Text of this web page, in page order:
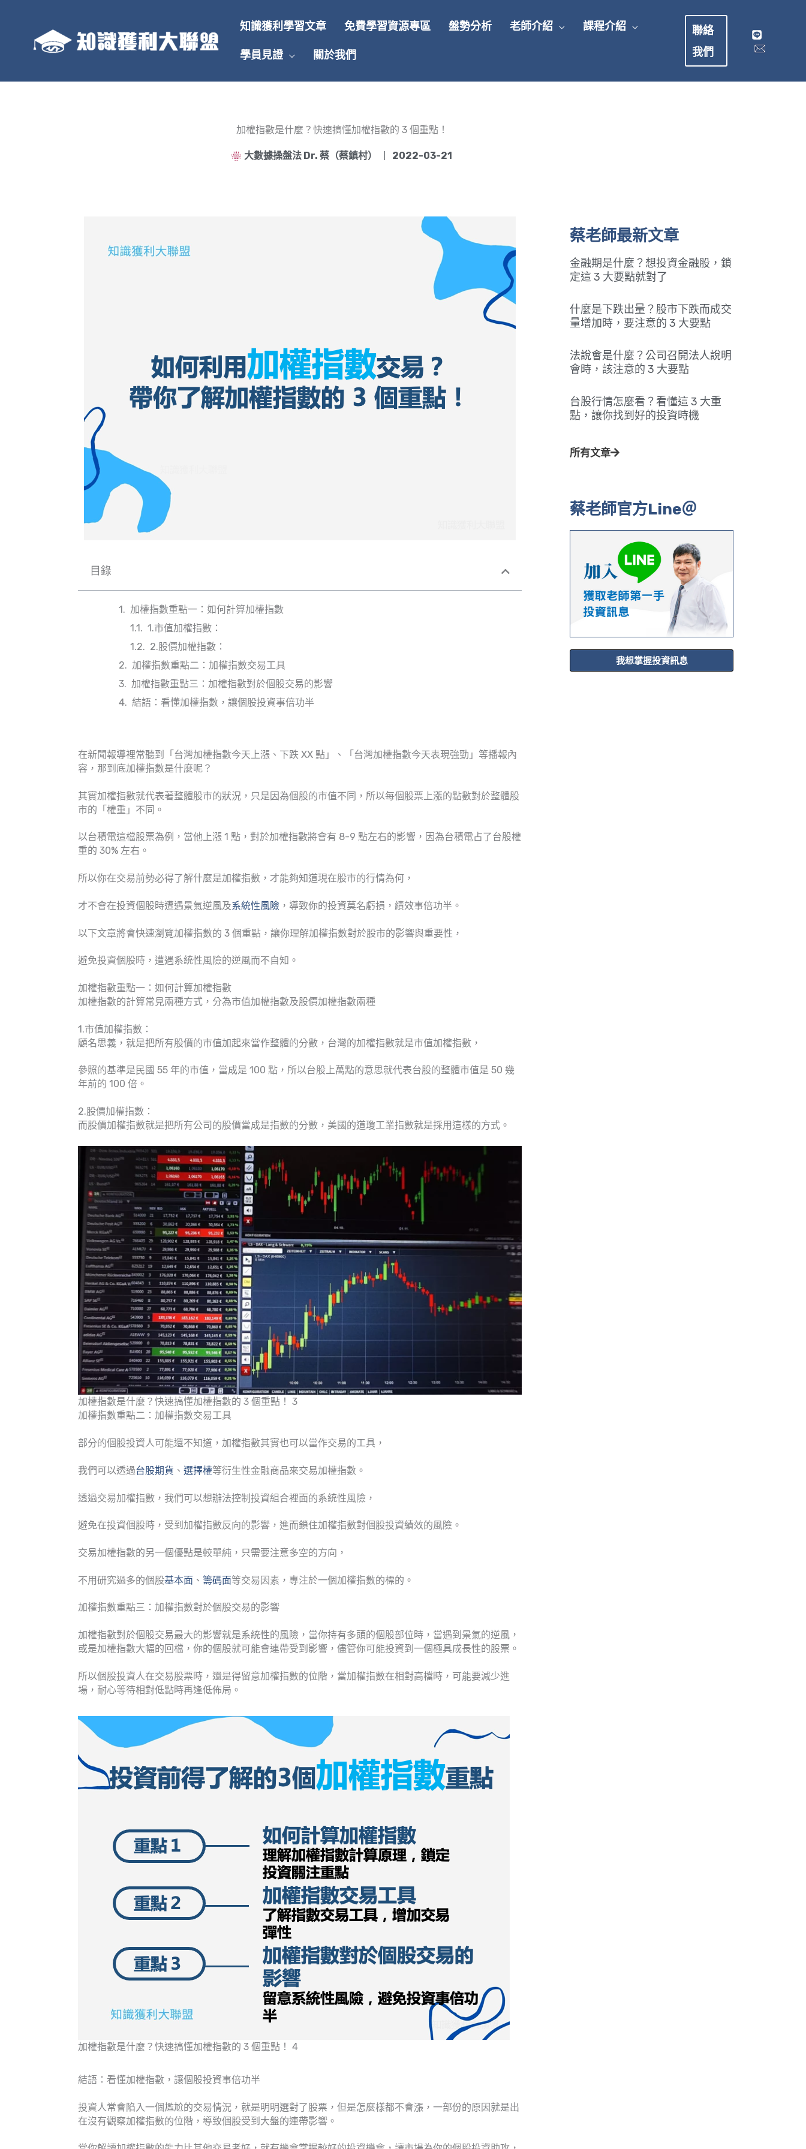
知識獲利學習文章 免費學習資源專區 盤勢分析 老師介紹 課程介紹
學員見證 關於我們
聯絡
我們
加權指數是什麼？快速搞懂加權指數的 3 個重點！
大數據操盤法 Dr. 蔡（蔡鎮村） 2022-03-21
目錄
加權指數重點一：如何計算加權指數
1.市值加權指數：
2.股價加權指數：
加權指數重點二：加權指數交易工具
加權指數重點三：加權指數對於個股交易的影響
結語：看懂加權指數，讓個股投資事倍功半
在新聞報導裡常聽到「台灣加權指數今天上漲、下跌 XX 點」、「台灣加權指數今天表現強勁」等播報內
容，那到底加權指數是什麼呢？
其實加權指數就代表著整體股市的狀況，只是因為個股的市值不同，所以每個股票上漲的點數對於整體股
市的「權重」不同。
以台積電這檔股票為例，當他上漲 1 點，對於加權指數將會有 8-9 點左右的影響，因為台積電占了台股權
重的 30% 左右。
所以你在交易前勢必得了解什麼是加權指數，才能夠知道現在股市的行情為何，
才不會在投資個股時遭遇景氣逆風及系統性風險 ，導致你的投資莫名虧損，績效事倍功半。
以下文章將會快速瀏覽加權指數的 3 個重點，讓你理解加權指數對於股市的影響與重要性，
避免投資個股時，遭遇系統性風險的逆風而不自知。
加權指數重點一：如何計算加權指數
加權指數的計算常見兩種方式，分為市值加權指數及股價加權指數兩種
1.市值加權指數：
顧名思義，就是把所有股價的市值加起來當作整體的分數，台灣的加權指數就是市值加權指數，
參照的基準是民國 55 年的市值，當成是 100 點，所以台股上萬點的意思就代表台股的整體市值是 50 幾
年前的 100 倍。
2.股價加權指數：
而股價加權指數就是把所有公司的股價當成是指數的分數，美國的道瓊工業指數就是採用這樣的方式。
加權指數是什麼？快速搞懂加權指數的 3 個重點！ 3
加權指數重點二：加權指數交易工具
部分的個股投資人可能還不知道，加權指數其實也可以當作交易的工具，
我們可以透過台股期貨 、 選擇權等衍生性金融商品來交易加權指數。
透過交易加權指數，我們可以想辦法控制投資組合裡面的系統性風險，
避免在投資個股時，受到加權指數反向的影響，進而鎖住加權指數對個股投資績效的風險。
交易加權指數的另一個優點是較單純，只需要注意多空的方向，
不用研究過多的個股基本面 、 籌碼面等交易因素，專注於一個加權指數的標的。
加權指數重點三：加權指數對於個股交易的影響
加權指數對於個股交易最大的影響就是系統性的風險，當你持有多頭的個股部位時，當遇到景氣的逆風，
或是加權指數大幅的回檔，你的個股就可能會連帶受到影響，儘管你可能投資到一個極具成長性的股票。
所以個股投資人在交易股票時，還是得留意加權指數的位階，當加權指數在相對高檔時，可能要減少進
場，耐心等待相對低點時再逢低佈局。
加權指數是什麼？快速搞懂加權指數的 3 個重點！ 4
結語：看懂加權指數，讓個股投資事倍功半
投資人常會陷入一個尷尬的交易情況，就是明明選對了股票，但是怎麼樣都不會漲，一部份的原因就是出
在沒有觀察加權指數的位階，導致個股受到大盤的連帶影響。
蔡老師最新文章
金融期是什麼？想投資金融股，鎖
定這 3 大要點就對了
什麼是下跌出量？股市下跌而成交
量增加時，要注意的 3 大要點
法說會是什麼？公司召開法人說明
會時，該注意的 3 大要點
台股行情怎麼看？看懂這 3 大重
點，讓你找到好的投資時機
所有文章
蔡老師官方Line＠
我想掌握投資訊息